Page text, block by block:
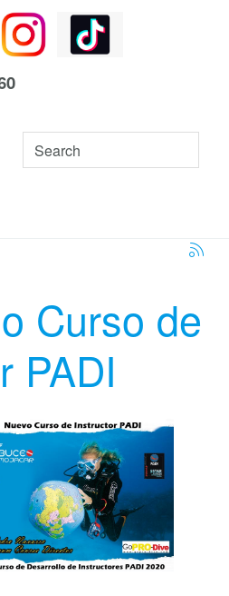
Curso de
PADI